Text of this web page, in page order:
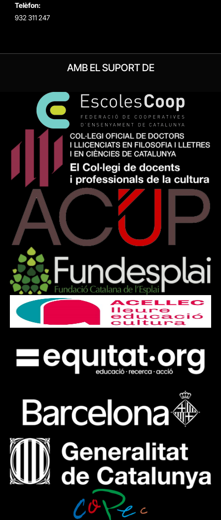
Telèfon:
932 311 247
AMB EL SUPORT DE